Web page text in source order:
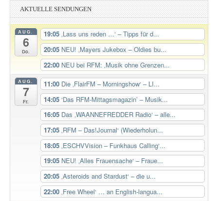
AKTUELLE SENDUNGEN
AUG.
6
Do.
19:05 ‚Lass uns reden …‘ – Tipps für d...
20:05 NEU! ‚Mayers Jukebox – Oldies bu...
22:00 NEU bei RFM: ‚Musik ohne Grenzen...
AUG.
7
Fr.
11:00 Die ‚FlairFM – Morningshow‘ – LI...
14:05 ‘Das RFM-Mittagsmagazin’ – Musik...
16:05 Das ‚WAANNEFREDDER Radio‘ – alle...
17:05 ‚RFM – Das!Journal‘ (Wiederholun...
18:05 ‚ESCHVVision – Funkhaus Calling‘...
19:05 NEU! ‚Alles Frauensache‘ – Fraue...
20:05 ‚Asteroids and Stardust‘ – die u...
22:00 ‚Free Wheel‘ … an English-langua...